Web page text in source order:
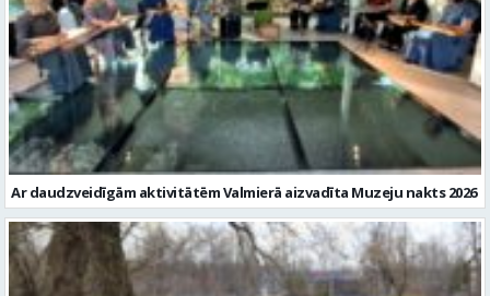
Ar daudzveidīgām aktivitātēm Valmierā aizvadīta Muzeju nakts 2026